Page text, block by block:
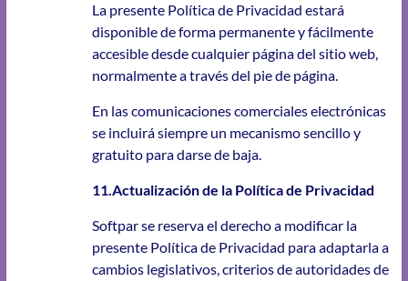
La presente Política de Privacidad estará
disponible de forma permanente y fácilmente
accesible desde cualquier página del sitio web,
normalmente a través del pie de página.
En las comunicaciones comerciales electrónicas
se incluirá siempre un mecanismo sencillo y
gratuito para darse de baja.
11.Actualización de la Política de Privacidad
Softpar se reserva el derecho a modificar la
presente Política de Privacidad para adaptarla a
cambios legislativos, criterios de autoridades de